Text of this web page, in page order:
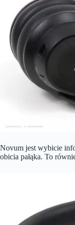
Novum jest wybicie
obicia pałąka. To